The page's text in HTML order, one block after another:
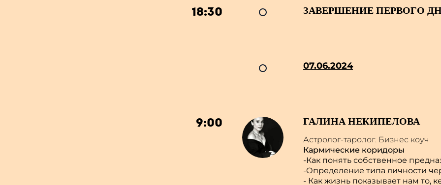
18:30 ЗАВЕРШЕНИЕ ПЕРВОГО
07.06.2024
9:00 ГАЛИНА НЕКИПЕЛОВА
Астролог-таролог. Бизнес коуч
Кармические коридоры
-Как понять собственное
-Определение типа личности
- Как жизнь показывает нам то,